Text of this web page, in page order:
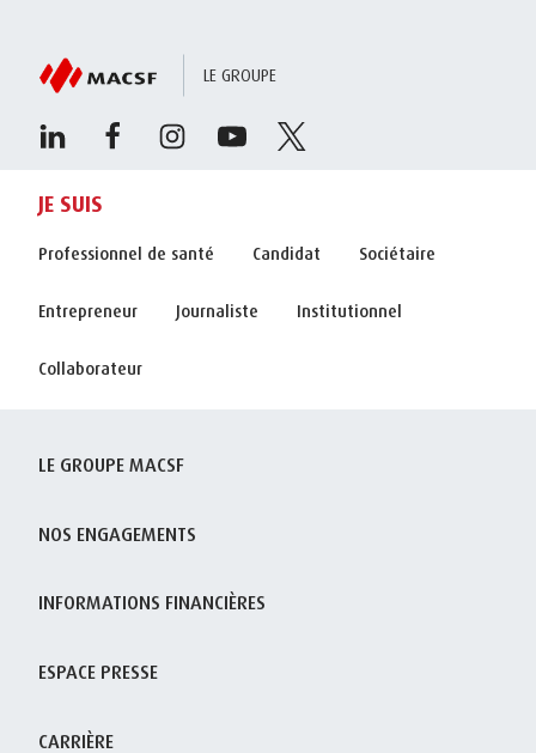
LE GROUPE
JE SUIS
Professionnel de santé Candidat Sociétaire
Entrepreneur Journaliste Institutionnel
Collaborateur
LE GROUPE MACSF
NOS ENGAGEMENTS
INFORMATIONS FINANCIÈRES
ESPACE PRESSE
CARRIÈRE